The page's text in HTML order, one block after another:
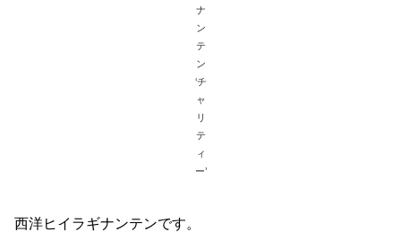
ナ
ン
テ
ン
‘チ
ャ
リ
テ
ィ
ー’
西洋ヒイラギナンテンです。